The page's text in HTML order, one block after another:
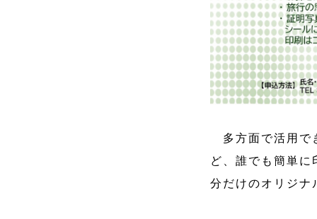
多方面で活用で
ど、誰でも簡単
分だけのオリジナ